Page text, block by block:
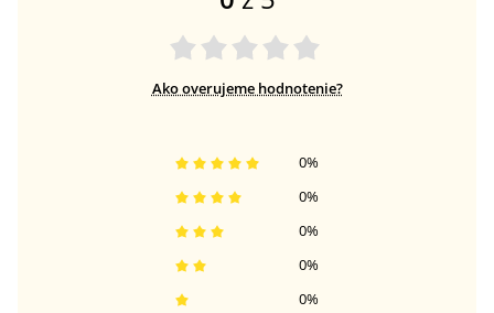
Ako overujeme hodnotenie?
0%
0%
0%
0%
0%